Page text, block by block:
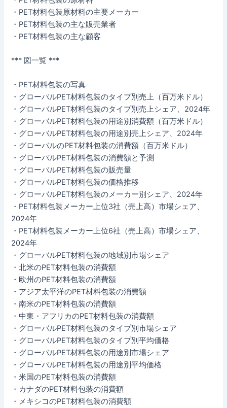
・PET材料包装原材料の主要メーカー
・PET材料包装の主な販売業者
・PET材料包装の主な顧客
*** 図一覧 ***
・PET材料包装の写真
・グローバルPET材料包装のタイプ別売上（百万米ドル）
・グローバルPET材料包装のタイプ別売上シェア、2024年
・グローバルPET材料包装の用途別消費額（百万米ドル）
・グローバルPET材料包装の用途別売上シェア、2024年
・グローバルのPET材料包装の消費額（百万米ドル）
・グローバルPET材料包装の消費額と予測
・グローバルPET材料包装の販売量
・グローバルPET材料包装の価格推移
・グローバルPET材料包装のメーカー別シェア、2024年
・PET材料包装メーカー上位3社（売上高）市場シェア、
2024年
・PET材料包装メーカー上位6社（売上高）市場シェア、
2024年
・グローバルPET材料包装の地域別市場シェア
・北米のPET材料包装の消費額
・欧州のPET材料包装の消費額
・アジア太平洋のPET材料包装の消費額
・南米のPET材料包装の消費額
・中東・アフリカのPET材料包装の消費額
・グローバルPET材料包装のタイプ別市場シェア
・グローバルPET材料包装のタイプ別平均価格
・グローバルPET材料包装の用途別市場シェア
・グローバルPET材料包装の用途別平均価格
・米国のPET材料包装の消費額
・カナダのPET材料包装の消費額
・メキシコのPET材料包装の消費額